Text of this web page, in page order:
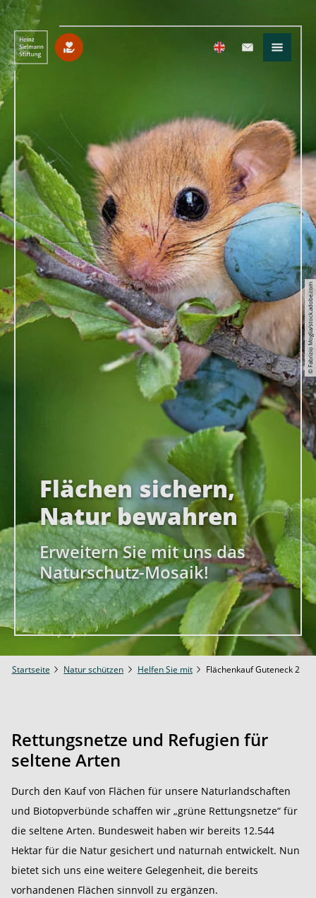
© Fabrizio Moglia/stock.adobe.com
Flächen sichern,
Natur bewahren
Erweitern Sie mit uns das
Naturschutz-Mosaik!
Startseite Natur schützen Helfen Sie mit Flächenkauf Guteneck 2
Rettungsnetze und Refugien für
seltene Arten
Durch den Kauf von Flächen für unsere Naturlandschaften
und Biotopverbünde schaffen wir „grüne Rettungsnetze“ für
die seltene Arten. Bundesweit haben wir bereits 12.544
Hektar für die Natur gesichert und naturnah entwickelt. Nun
bietet sich uns eine weitere Gelegenheit, die bereits
vorhandenen Flächen sinnvoll zu ergänzen.